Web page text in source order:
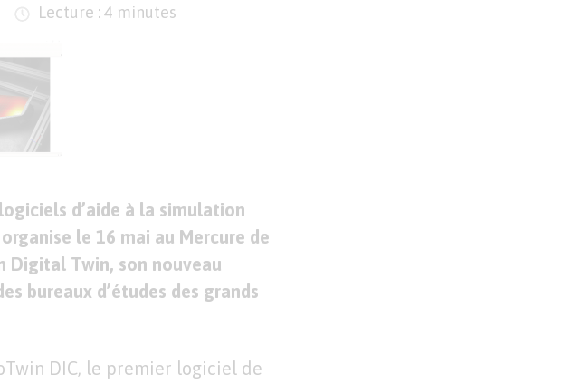
Lecture : 4 minutes
d’aide à la simulation
le 16 mai au Mercure de
Digital Twin, son nouveau
bureaux d’études des grands
DIC, le premier logiciel de